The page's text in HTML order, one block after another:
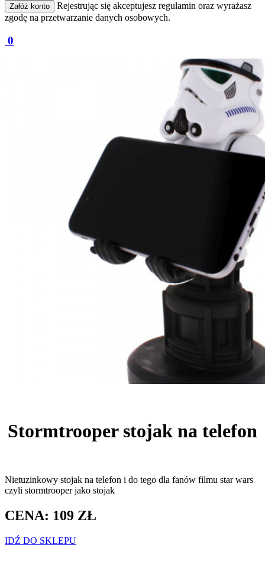
Załóż konto
Rejestrując się akceptujesz regulamin oraz wyrażasz
zgodę na przetwarzanie danych osobowych.
0
Stormtrooper stojak na telefon
Nietuzinkowy stojak na telefon i do tego dla fanów filmu star wars
czyli stormtrooper jako stojak
CENA: 109 ZŁ
IDŹ DO SKLEPU